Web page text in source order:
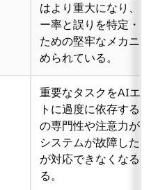
はより重大になり、低
ー率と誤りを特定・修
ための堅牢なメカニズ
められている。
重要なタスクをAIエー
トに過度に依存すると
の専門性や注意力が低
システムが故障した際
が対応できなくなる恐
る。